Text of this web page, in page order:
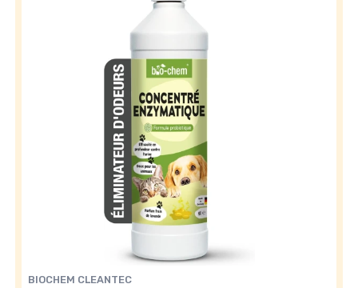
BIOCHEM CLEANTEC